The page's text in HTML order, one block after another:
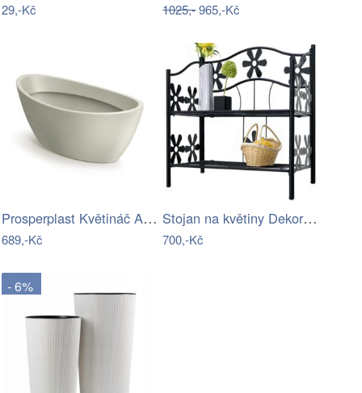
29,-Kč 1025,-965,-Kč
Prosperplast Květináč Arias Oval…
689,-Kč
Stojan na květiny Dekorhome
700,-Kč
- 6%